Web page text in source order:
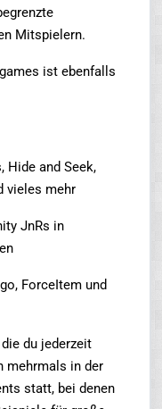
Mitspielern.
ist ebenfalls
Hide and Seek,
vieles mehr
JnRs in
ForceItem und
du jederzeit
mehrmals in der
statt, bei denen